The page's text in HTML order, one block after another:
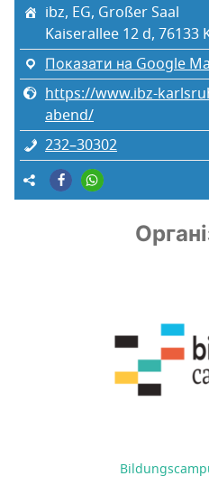
ibz, EG, Großer Saal
Kaiserallee 12 d, 76133
Показати на Google
https://www.ibz-
abend/
232–30302